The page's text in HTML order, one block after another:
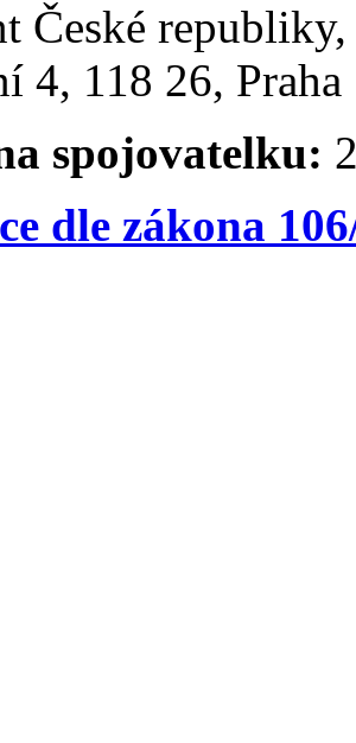
České
4, 118 26,
spojovatelku:
dle zákona